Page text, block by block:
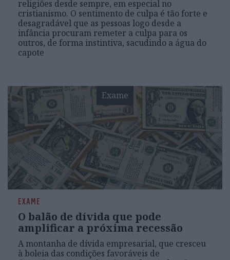
religiões desde sempre, em especial no
cristianismo. O sentimento de culpa é tão forte e
desagradável que as pessoas logo desde a
infância procuram remeter a culpa para os
outros, de forma instintiva, sacudindo a água do
capote
Exame
EXAME
O balão de dívida que pode
amplificar a próxima recessão
A montanha de dívida empresarial, que cresceu
à boleia das condições favoráveis de